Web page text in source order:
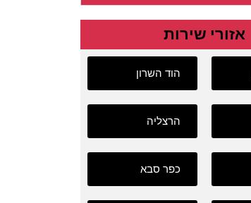
אזורי שירות
הוד השרון
הרצליה
כפר סבא